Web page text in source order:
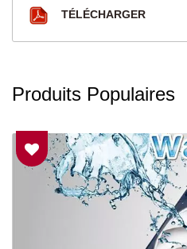
TÉLÉCHARGER
Produits Populaires